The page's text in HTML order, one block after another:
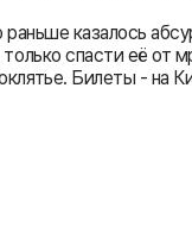
казалось
спасти её от
Билеты - на